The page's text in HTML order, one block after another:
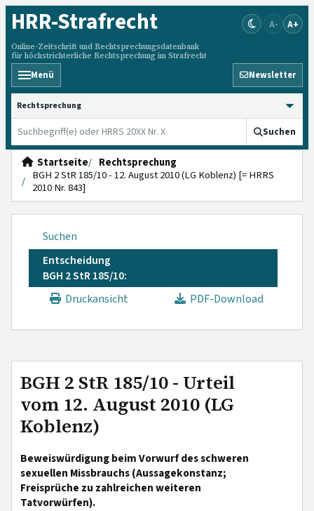
HRR-Strafrecht
Online-Zeitschrift und Rechtsprechungsdatenbank
für höchstrichterliche Rechtsprechung im Strafrecht
A- A+
Menü Newsletter
HRRS durchsuchen
Suchen
Startseite
Rechtsprechung
BGH 2 StR 185/10 - 12. August 2010 (LG Koblenz) [= HRRS
2010 Nr. 843]
Suchen
Entscheidung
BGH 2 StR 185/10:
Druckansicht
PDF-Download
BGH 2 StR 185/10 - Urteil
vom 12. August 2010 (LG
Koblenz)
Beweiswürdigung beim Vorwurf des schweren
sexuellen Missbrauchs (Aussagekonstanz;
Freisprüche zu zahlreichen weiteren
Tatvorwürfen).